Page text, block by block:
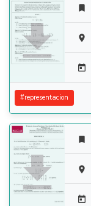




#representacion



